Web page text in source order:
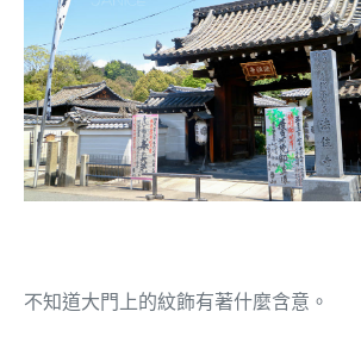
不知道大門上的紋飾有著什麼含意。